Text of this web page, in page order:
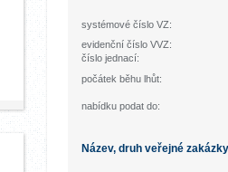
systémové číslo VZ:
evidenční číslo VVZ:
číslo jednací:
počátek běhu lhůt:
nabídku podat do:
Název, druh veřejné